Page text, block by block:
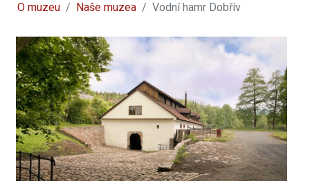
O muzeu Naše muzea Vodní hamr Dobřív